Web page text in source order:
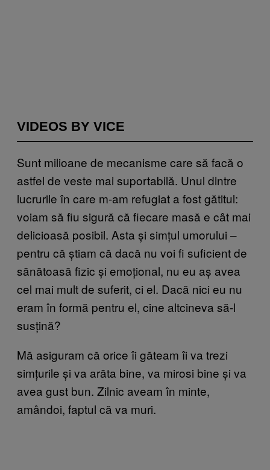
VIDEOS BY VICE
Sunt milioane de mecanisme care să facă o
astfel de veste mai suportabilă. Unul dintre
lucrurile în care m-am refugiat a fost gătitul:
voiam să fiu sigură că fiecare masă e cât mai
delicioasă posibil. Asta și simțul umorului –
pentru că știam că dacă nu voi fi suficient de
sănătoasă fizic și emoțional, nu eu aș avea
cel mai mult de suferit, ci el. Dacă nici eu nu
eram în formă pentru el, cine altcineva să-l
susțină?
Mă asiguram că orice îi găteam îi va trezi
simțurile și va arăta bine, va mirosi bine și va
avea gust bun. Zilnic aveam în minte,
amândoi, faptul că va muri.